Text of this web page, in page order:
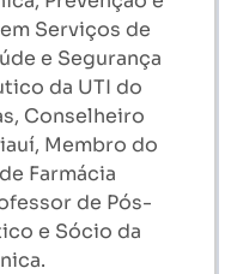
Serviços de
e Segurança
da UTI do
Conselheiro
Membro do
Farmácia
de Pós-
e Sócio da